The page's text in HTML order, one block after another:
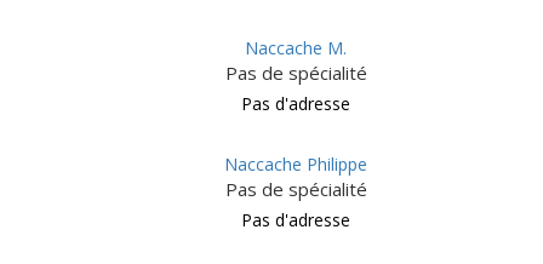
Naccache M.
Pas de spécialité
Pas d'adresse
Naccache Philippe
Pas de spécialité
Pas d'adresse